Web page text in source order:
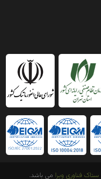
ستاک فناوری ویرا می باشد.